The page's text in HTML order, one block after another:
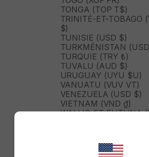
TONGA (TOP T$)
TRINITÉ-ET-TOBAGO
$)
TUNISIE (USD $)
TURKMÉNISTAN
TURQUIE (TRY ₺)
TUVALU (AUD $)
URUGUAY (UYU $U)
VANUATU (VUV VT)
VENEZUELA (USD $)
VIETNAM (VND ₫)
WALLIS-ET-FUTUNA
ZIMBABWE (USD $)